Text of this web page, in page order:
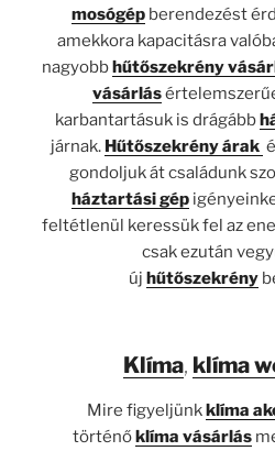
mosógépberendezést
amekkora kapacitásra
nagyobb hűtőszekrény
vásárlás
karbantartásuk is drágább
járnak. Hűtőszekrény árak
gondoljuk át családunk
háztartási gép
feltétlenül keressük fel az
csak ezután
új hűtőszekrény
Klíma, klíma
Mire figyeljünkklíma
történőklíma vásárlás